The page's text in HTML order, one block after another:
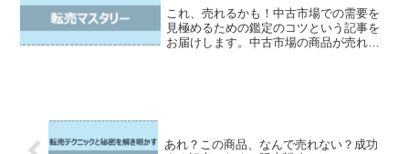
これ、売れるかも！中古市場での需要を
見極めるための鑑定のコツという記事を
お届けします。中古市場の商品が売れる
あれ？この商品、なんで売れない？成功